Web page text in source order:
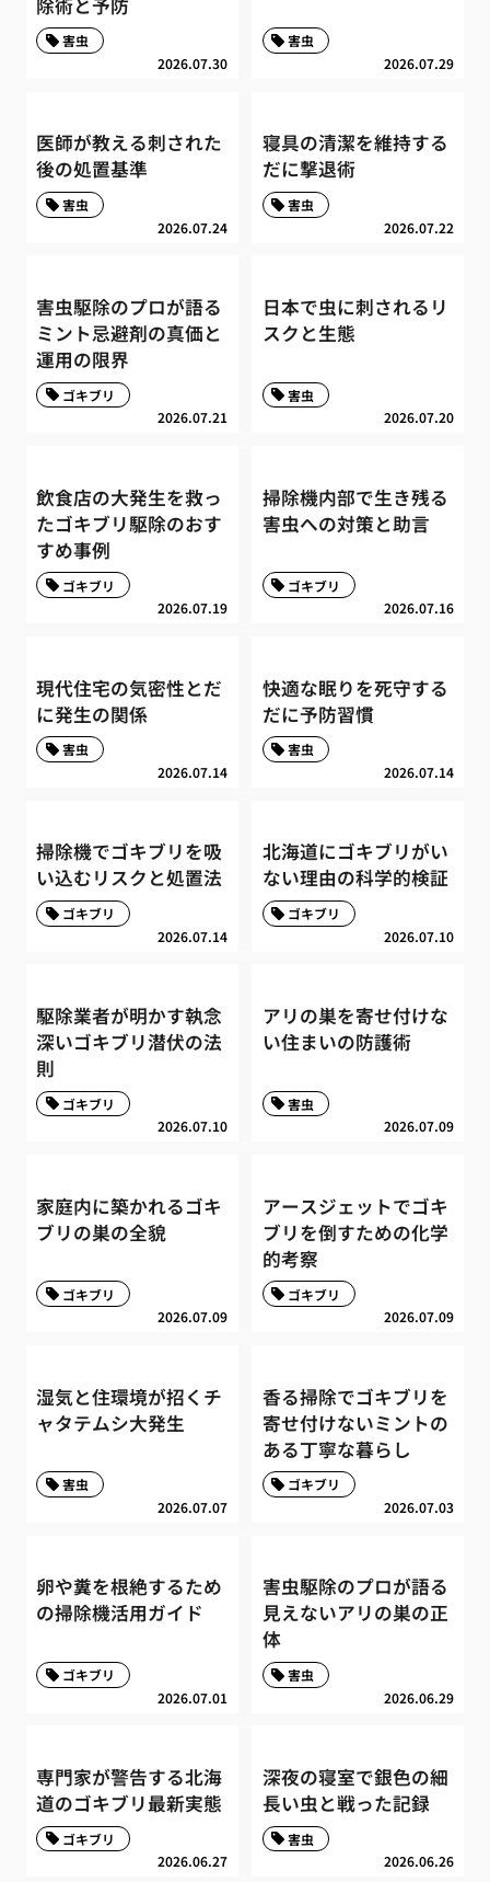
2026.07.30
害虫
2026.07.29
害虫
医師が教える刺された
後の処置基準
2026.07.24
害虫
寝具の清潔を維持する
だに撃退術
2026.07.22
害虫
害虫駆除のプロが語る
ミント忌避剤の真価と
運用の限界
2026.07.21
ゴキブリ
日本で虫に刺されるリ
スクと生態
2026.07.20
害虫
飲食店の大発生を救っ
たゴキブリ駆除のおす
すめ事例
2026.07.19
ゴキブリ
掃除機内部で生き残る
害虫への対策と助言
2026.07.16
ゴキブリ
現代住宅の気密性とだ
に発生の関係
2026.07.14
害虫
快適な眠りを死守する
だに予防習慣
2026.07.14
害虫
掃除機でゴキブリを吸
い込むリスクと処置法
2026.07.14
ゴキブリ
北海道にゴキブリがい
ない理由の科学的検証
2026.07.10
ゴキブリ
駆除業者が明かす執念
深いゴキブリ潜伏の法
則
2026.07.10
ゴキブリ
アリの巣を寄せ付けな
い住まいの防護術
2026.07.09
害虫
家庭内に築かれるゴキ
ブリの巣の全貌
2026.07.09
ゴキブリ
アースジェットでゴキ
ブリを倒すための化学
的考察
2026.07.09
ゴキブリ
湿気と住環境が招くチ
ャタテムシ大発生
2026.07.07
害虫
香る掃除でゴキブリを
寄せ付けないミントの
ある丁寧な暮らし
2026.07.03
ゴキブリ
卵や糞を根絶するため
の掃除機活用ガイド
2026.07.01
ゴキブリ
害虫駆除のプロが語る
見えないアリの巣の正
体
2026.06.29
害虫
専門家が警告する北海
道のゴキブリ最新実態
2026.06.27
ゴキブリ
深夜の寝室で銀色の細
長い虫と戦った記録
2026.06.26
害虫